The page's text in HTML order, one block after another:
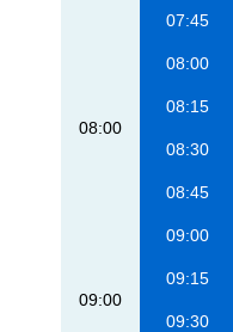
07:45
08:00
08:00
08:15
08:30
08:45
09:00
09:00
09:15
09:30